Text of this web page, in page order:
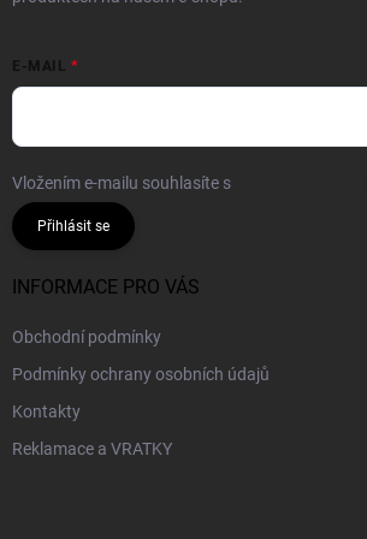
E-MAIL
Vložením e-mailu souhlasíte s
Přihlásit se
INFORMACE PRO VÁS
Obchodní podmínky
Podmínky ochrany osobních údajů
Kontakty
Reklamace a VRATKY